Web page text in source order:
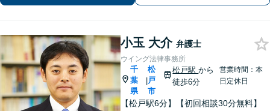
す。調停もお任せください。
小玉 大介 弁護士
ウイング法律事務所
千
葉
県
|
松
戸
市
松戸駅から
徒歩6分
営業時間：本
日定休日
【松戸駅6分】【初回相談30分無料】